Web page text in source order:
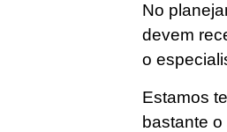
No
devem
o
Estamos
bastante